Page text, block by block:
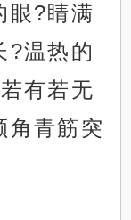
眼?睛满
?温热的
有若无
角青筋突